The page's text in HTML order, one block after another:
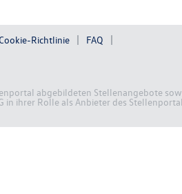
Cookie-Richtlinie
FAQ
abgebildeten Stellenangebote
ihrer Rolle als Anbieter des